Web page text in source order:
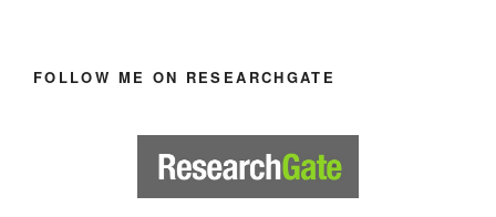
FOLLOW ME ON RESEARCHGATE